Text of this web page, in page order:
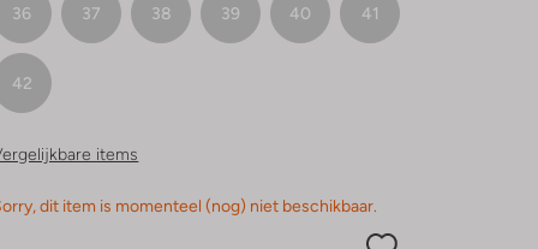
36 37 38 39 40 41
42
items
dit item is momenteel (nog) niet beschikbaar.